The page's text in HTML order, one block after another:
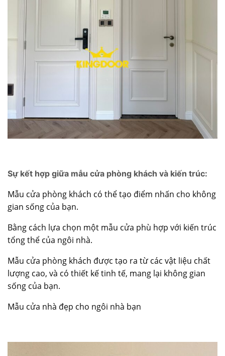
Sự kết hợp giữa mẫu cửa phòng khách và kiến trúc:
Mẫu cửa phòng khách có thể tạo điểm nhấn cho không
gian sống của bạn.
Bằng cách lựa chọn một mẫu cửa phù hợp với kiến trúc
tổng thể của ngôi nhà.
Mẫu cửa phòng khách được tạo ra từ các vật liệu chất
lượng cao, và có thiết kế tinh tế, mang lại không gian
sống của bạn.
Mẫu cửa nhà đẹp cho ngôi nhà bạn